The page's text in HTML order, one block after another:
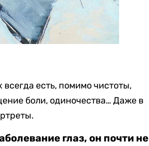
есть, помимо чистоты,
боли, одиночества… Даже в
глаз, он почти не